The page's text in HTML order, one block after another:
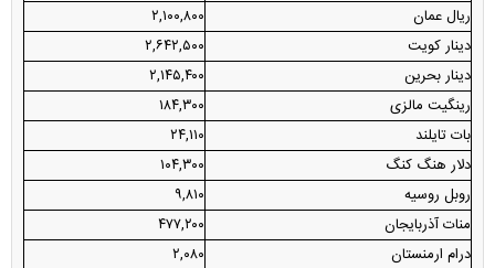
ریال عمان
۲,۱۰۰,۸۰۰
دینار کویت
۲,۶۴۲,۵۰۰
دینار بحرین
۲,۱۴۵,۴۰۰
رینگیت مالزی
۱۸۴,۳۰۰
بات تایلند
۲۴,۱۱۰
دلار هنگ کنگ
۱۰۴,۳۰۰
روبل روسیه
۹,۸۱۰
منات آذربایجان
۴۷۷,۲۰۰
درام ارمنستان
۲,۰۸۰